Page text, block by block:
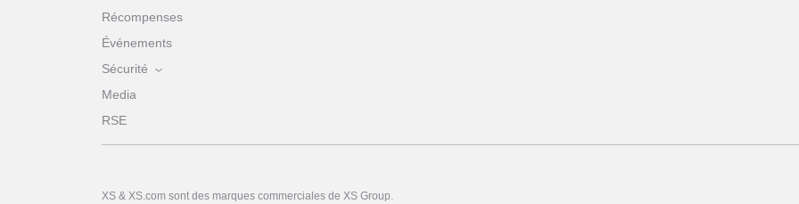
Récompenses
Événements
Sécurité
Media
RSE
XS & XS.com sont des marques commerciales de XS Group.